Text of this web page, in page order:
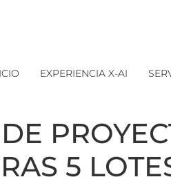
EXPERIENCIA X-AI
5